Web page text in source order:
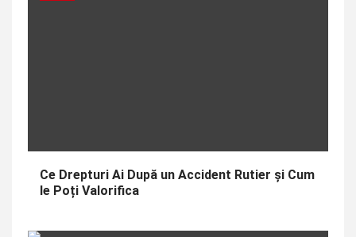
Ce Drepturi Ai După un Accident Rutier și Cum
le Poți Valorifica